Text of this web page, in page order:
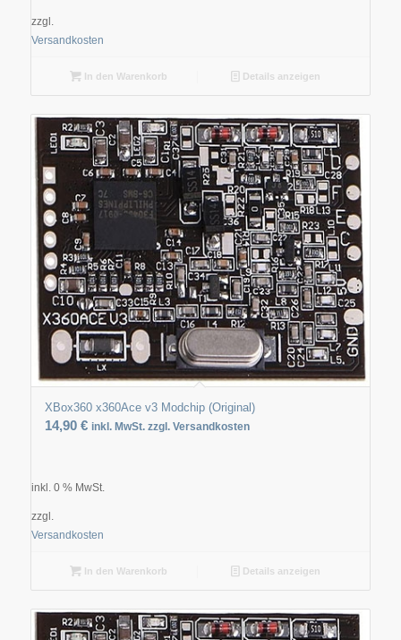
zzgl.
Versandkosten
In den Warenkorb Details anzeigen
XBox360 x360Ace v3 Modchip (Original)
14,90 € inkl. MwSt. zzgl. Versandkosten
inkl. 0 % MwSt.
zzgl.
Versandkosten
In den Warenkorb Details anzeigen